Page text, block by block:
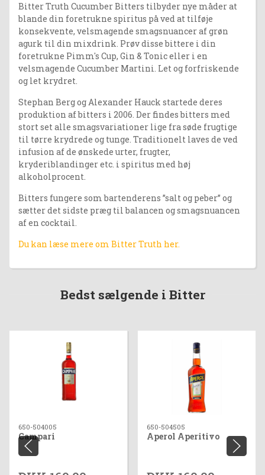
Bitter Truth Cucumber Bitters tilbyder nye måder at
blande din foretrukne spiritus på ved at tilføje
konsekvente, velsmagende smagsnuancer af grøn
agurk til din mixdrink. Prøv disse bittere i din
foretrukne Pimm's Cup, Gin & Tonic eller i en
velsmagende Cucumber Martini. Let og forfriskende
og let krydret.
Stephan Berg og Alexander Hauck startede deres
produktion af bitters i 2006. Der findes bitters med
stort set alle smagsvariationer lige fra søde frugtige
til tørre krydrede og tunge. Traditionelt laves de ved
infusion af de ønskede urter, frugter,
kryderiblandinger etc. i spiritus med høj
alkoholprocent.
Bitters fungere som bartenderens ”salt og peber” og
sætter det sidste præg til balancen og smagsnuancen
af en cocktail.
Du kan læse mere om Bitter Truth her.
Bedst sælgende i Bitter
650-504005
Campari
650-504505
Aperol Aperitivo